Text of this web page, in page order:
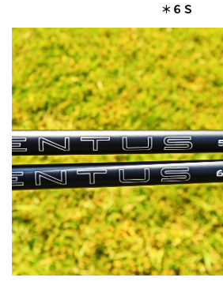
＊６Ｓ